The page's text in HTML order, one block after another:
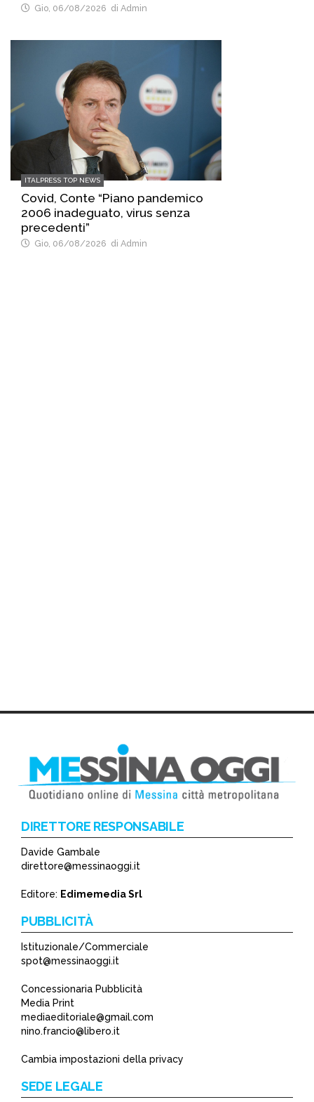
Gio, 06/08/2026 di Admin
ITALPRESS TOP NEWS
Covid, Conte “Piano pandemico
2006 inadeguato, virus senza
precedenti”
Gio, 06/08/2026 di Admin
DIRETTORE RESPONSABILE
Davide Gambale
direttore@messinaoggi.it
Editore: Edimemedia Srl
PUBBLICITÀ
Istituzionale/Commerciale
spot@messinaoggi.it
Concessionaria Pubblicità
Media Print
mediaeditoriale@gmail.com
nino.francio@libero.it
Cambia impostazioni della privacy
SEDE LEGALE